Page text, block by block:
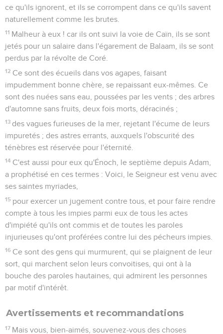
ce qu'ils ignorent, et ils se corrompent dans ce qu'ils savent
naturellement comme les brutes.
11 Malheur à eux ! car ils ont suivi la voie de Caïn, ils se sont
jetés pour un salaire dans l'égarement de Balaam, ils se sont
perdus par la révolte de Coré.
12 Ce sont des écueils dans vos agapes, faisant
impudemment bonne chère, se repaissant eux-mêmes. Ce
sont des nuées sans eau, poussées par les vents ; des arbres
d'automne sans fruits, deux fois morts, déracinés ;
13 des vagues furieuses de la mer, rejetant l'écume de leurs
impuretés ; des astres errants, auxquels l'obscurité des
ténèbres est réservée pour l'éternité.
14 C'est aussi pour eux qu'Énoch, le septième depuis Adam,
a prophétisé en ces termes : Voici, le Seigneur est venu avec
ses saintes myriades,
15 pour exercer un jugement contre tous, et pour faire rendre
compte à tous les impies parmi eux de tous les actes
d'impiété qu'ils ont commis et de toutes les paroles
injurieuses qu'ont proférées contre lui des pécheurs impies.
16 Ce sont des gens qui murmurent, qui se plaignent de leur
sort, qui marchent selon leurs convoitises, qui ont à la
bouche des paroles hautaines, qui admirent les personnes
par motif d'intérêt.
Avertissements et recommandations
17 Mais vous, bien-aimés, souvenez-vous des choses